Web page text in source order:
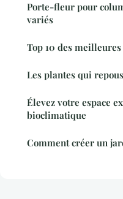
Porte-fleur pour
variés
Top 10 des
Les plantes qui
Élevez votre espace
bioclimatique
Comment créer un